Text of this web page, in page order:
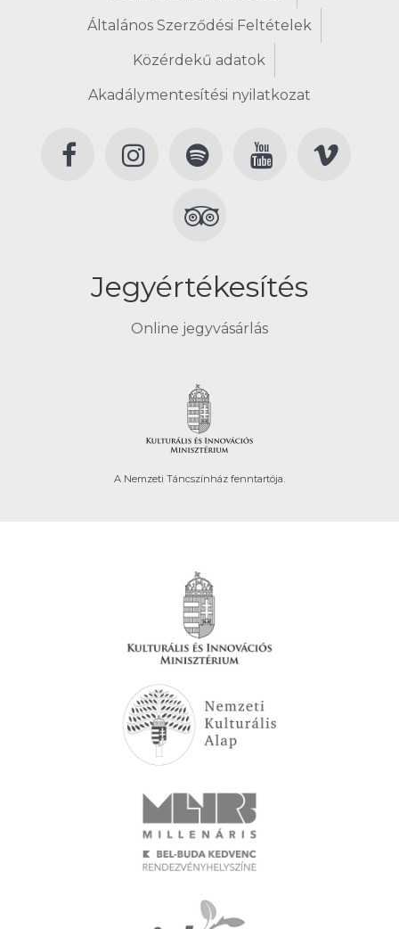
Általános Szerződési Feltételek
Közérdekű adatok
Akadálymentesítési nyilatkozat
Jegyértékesítés
Online jegyvásárlás
A Nemzeti Táncszínház fenntartója.